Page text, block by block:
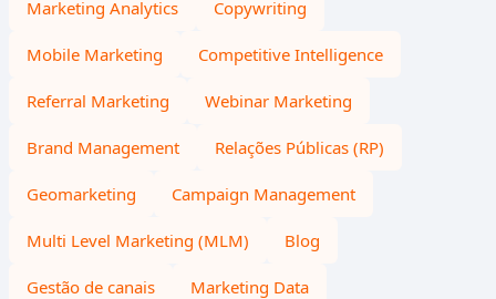
Marketing Analytics Copywriting
Mobile Marketing Competitive Intelligence
Referral Marketing Webinar Marketing
Brand Management Relações Públicas (RP)
Geomarketing Campaign Management
Multi Level Marketing (MLM) Blog
Gestão de canais Marketing Data